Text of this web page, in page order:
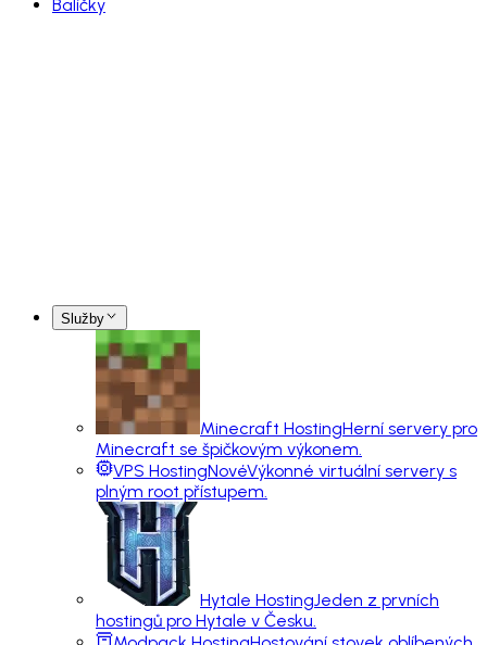
Balíčky
Služby
Minecraft HostingHerní servery pro
Minecraft se špičkovým výkonem.
VPS HostingNovéVýkonné virtuální servery s
plným root přístupem.
Hytale HostingJeden z prvních
hostingů pro Hytale v Česku.